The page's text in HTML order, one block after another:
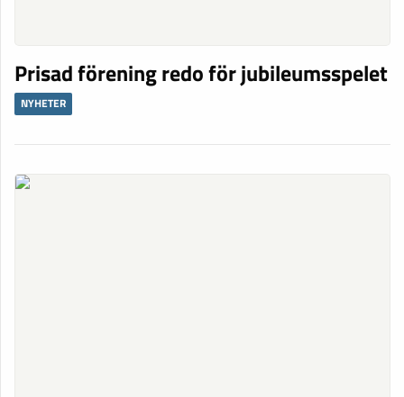
Prisad förening redo för jubileumsspelet
NYHETER